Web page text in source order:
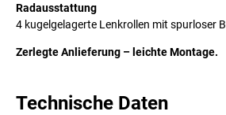
Radausstattung
4 kugelgelagerte Lenkrollen mit spurloser
Zerlegte Anlieferung – leichte Montage.
Technische Daten